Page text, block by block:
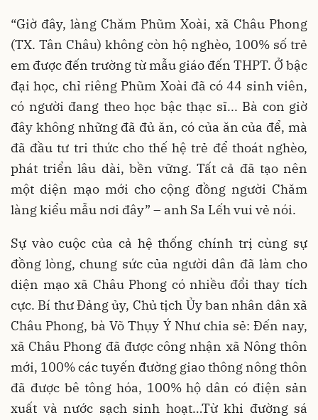
“Giờ đây, làng Chăm Phũm Xoài, xã Châu Phong
(TX. Tân Châu) không còn hộ nghèo, 100% số trẻ
em được đến trường từ mẫu giáo đến THPT. Ở bậc
đại học, chỉ riêng Phũm Xoài đã có 44 sinh viên,
có người đang theo học bậc thạc sĩ... Bà con giờ
đây không những đã đủ ăn, có của ăn của để, mà
đã đầu tư tri thức cho thế hệ trẻ để thoát nghèo,
phát triển lâu dài, bền vững. Tất cả đã tạo nên
một diện mạo mới cho cộng đồng người Chăm
làng kiểu mẫu nơi đây” – anh Sa Lếh vui vẻ nói.
Sự vào cuộc của cả hệ thống chính trị cùng sự
đồng lòng, chung sức của người dân đã làm cho
diện mạo xã Châu Phong có nhiều đổi thay tích
cực. Bí thư Ðảng ủy, Chủ tịch Ủy ban nhân dân xã
Châu Phong, bà Võ Thụy Ý Như chia sẻ: Đến nay,
xã Châu Phong đã được công nhận xã Nông thôn
mới, 100% các tuyến đường giao thông nông thôn
đã được bê tông hóa, 100% hộ dân có điện sản
xuất và nước sạch sinh hoạt…Từ khi đường sá